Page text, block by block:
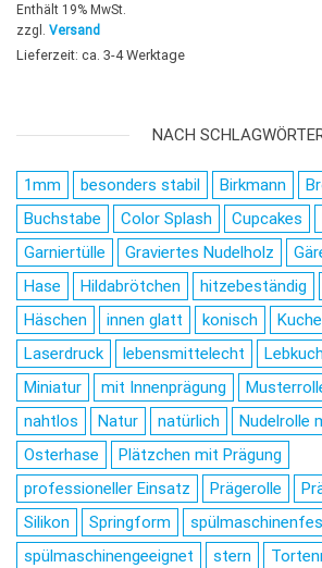
Enthält 19% MwSt.
zzgl. Versand
Lieferzeit: ca. 3-4 Werktage
NACH
1mm besonders stabil Birkmann
Buchstabe
Color Splash Cupcakes
Garniertülle
Graviertes Nudelholz
Hase
Hildabrötchen hitzebeständig
Häschen
innen glatt konisch
Laserdruck
lebensmittelecht
Miniatur
mit Innenprägung
nahtlos
Natur natürlich
Nudelrolle
Osterhase
Plätzchen mit Prägung
professioneller Einsatz
Prägerolle
Silikon
Springform
spülmaschinengeeignet
stern